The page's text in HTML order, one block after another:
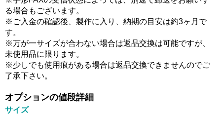
る場合もございます。
※ご入金の確認後、製作に入り、納期の目安は約3ヶ月で
す。
※万が一サイズが合わない場合は返品交換は可能ですが、
未使用品に限ります。
※少しでも使用痕がある場合は返品交換できませんのでご
了承下さい。
オプションの値段詳細
サイズ